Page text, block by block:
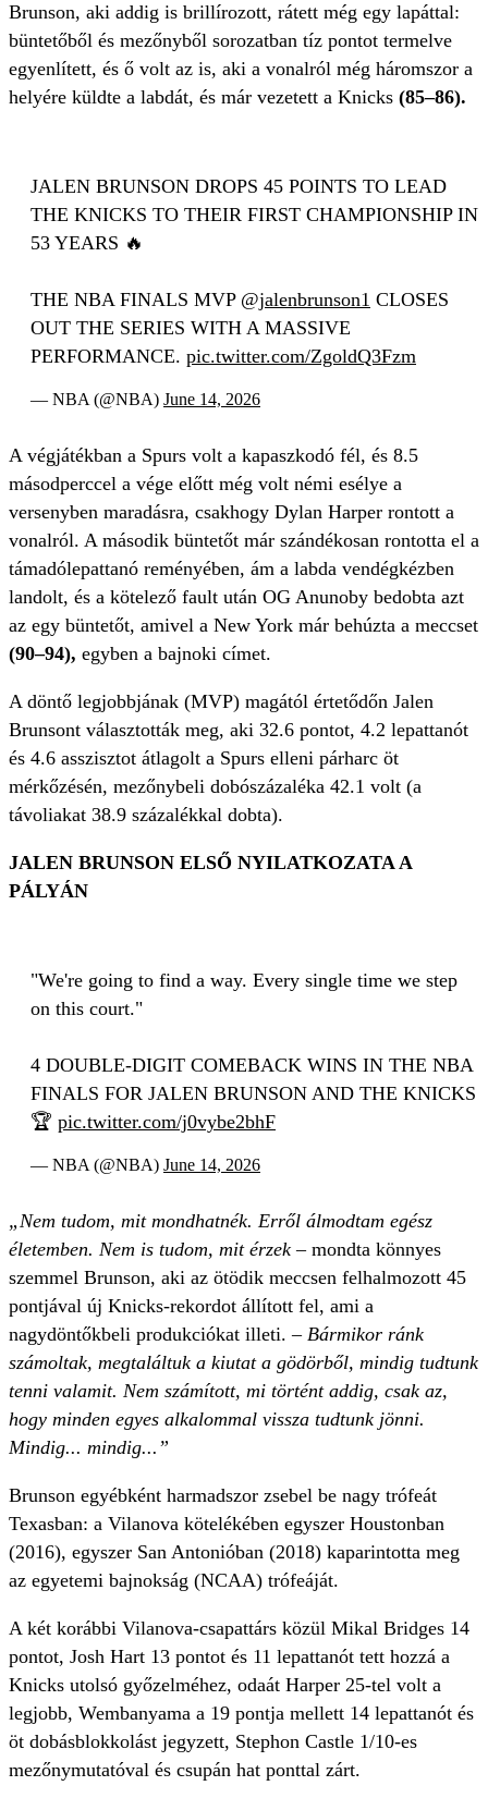
Brunson, aki addig is brillírozott, rátett még egy lapáttal:
büntetőből és mezőnyből sorozatban tíz pontot termelve
egyenlített, és ő volt az is, aki a vonalról még háromszor a
helyére küldte a labdát, és már vezetett a Knicks (85–86).
JALEN BRUNSON DROPS 45 POINTS TO LEAD
THE KNICKS TO THEIR FIRST CHAMPIONSHIP IN
53 YEARS 🔥
THE NBA FINALS MVP @jalenbrunson1 CLOSES
OUT THE SERIES WITH A MASSIVE
PERFORMANCE. pic.twitter.com/ZgoldQ3Fzm
— NBA (@NBA) June 14, 2026
A végjátékban a Spurs volt a kapaszkodó fél, és 8.5
másodperccel a vége előtt még volt némi esélye a
versenyben maradásra, csakhogy Dylan Harper rontott a
vonalról. A második büntetőt már szándékosan rontotta el a
támadólepattanó reményében, ám a labda vendégkézben
landolt, és a kötelező fault után OG Anunoby bedobta azt
az egy büntetőt, amivel a New York már behúzta a meccset
(90–94), egyben a bajnoki címet.
A döntő legjobbjának (MVP) magától értetődőn Jalen
Brunsont választották meg, aki 32.6 pontot, 4.2 lepattanót
és 4.6 asszisztot átlagolt a Spurs elleni párharc öt
mérkőzésén, mezőnybeli dobószázaléka 42.1 volt (a
távoliakat 38.9 százalékkal dobta).
JALEN BRUNSON ELSŐ NYILATKOZATA A
PÁLYÁN
"We're going to find a way. Every single time we step
on this court."
4 DOUBLE-DIGIT COMEBACK WINS IN THE NBA
FINALS FOR JALEN BRUNSON AND THE KNICKS
🏆 pic.twitter.com/j0vybe2bhF
— NBA (@NBA) June 14, 2026
„Nem tudom, mit mondhatnék. Erről álmodtam egész
életemben. Nem is tudom, mit érzek – mondta könnyes
szemmel Brunson, aki az ötödik meccsen felhalmozott 45
pontjával új Knicks-rekordot állított fel, ami a
nagydöntőkbeli produkciókat illeti.– Bármikor ránk
számoltak, megtaláltuk a kiutat a gödörből, mindig tudtunk
tenni valamit. Nem számított, mi történt addig, csak az,
hogy minden egyes alkalommal vissza tudtunk jönni.
Mindig... mindig...”
Brunson egyébként harmadszor zsebel be nagy trófeát
Texasban: a Vilanova kötelékében egyszer Houstonban
(2016), egyszer San Antonióban (2018) kaparintotta meg
az egyetemi bajnokság (NCAA) trófeáját.
A két korábbi Vilanova-csapattárs közül Mikal Bridges 14
pontot, Josh Hart 13 pontot és 11 lepattanót tett hozzá a
Knicks utolsó győzelméhez, odaát Harper 25-tel volt a
legjobb, Wembanyama a 19 pontja mellett 14 lepattanót és
öt dobásblokkolást jegyzett, Stephon Castle 1/10-es
mezőnymutatóval és csupán hat ponttal zárt.